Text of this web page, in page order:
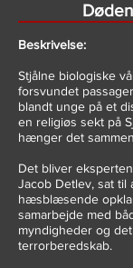
Beskrivelse:
Stjålne biologiske
forsvundet
blandt unge på et
en religiøs sekt på
hænger det
Det bliver
Jacob Detlev, sat til
hæsblæsende
samarbejde med
myndigheder og
terrorberedskab.